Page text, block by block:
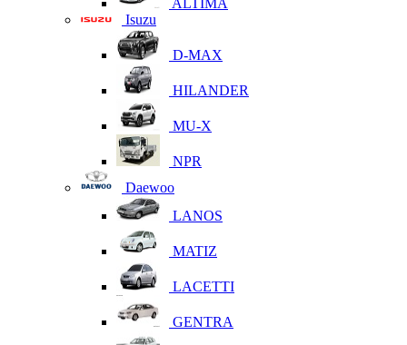
ALTIMA
Isuzu
D-MAX
HILANDER
MU-X
NPR
Daewoo
LANOS
MATIZ
LACETTI
GENTRA